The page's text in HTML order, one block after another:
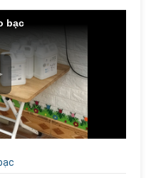
Nghiệp 3...
bạc